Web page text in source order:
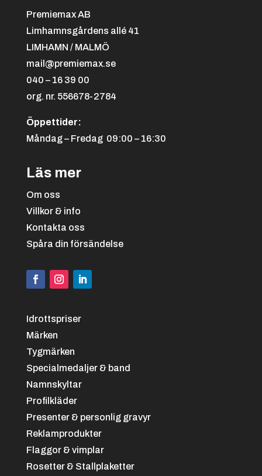
Premiemax AB
Limhamnsgårdens allé 41
LIMHAMN / MALMÖ
mail@premiemax.se
040 – 16 39 00
org. nr. 556678-2784
Öppettider:
Måndag – Fredag 09:00 – 16:30
Läs mer
Om oss
Villkor & info
Kontakta oss
Spåra din försändelse
Idrottspriser
Märken
Tygmärken
Specialmedaljer & band
Namnskyltar
Profilkläder
Presenter & personlig gravyr
Reklamprodukter
Flaggor & vimplar
Rosetter & Stallplaketter